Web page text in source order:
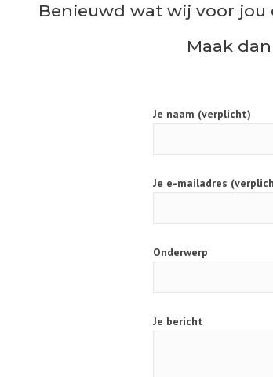
Benieuwd wat wij voor
Maak
Je naam (verplicht)
Je e-mailadres
Onderwerp
Je bericht